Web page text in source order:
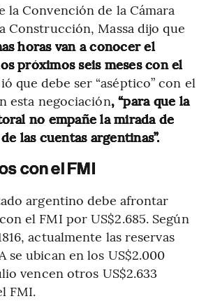
la Convención de la Cámara
Construcción, Massa dijo que
horas van a conocer el
próximos seis meses con el
que debe ser “aséptico” con el
esta negociación, “para que la
no empañe la mirada de
las cuentas argentinas”.
con el FMI
argentino debe afrontar
el FMI por US$2.685. Según
actualmente las reservas
se ubican en los US$2.000
vencen otros US$2.633
FMI.